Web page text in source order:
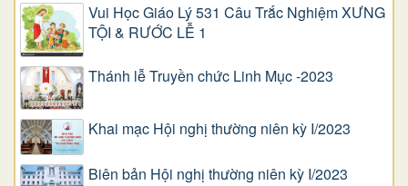
Vui Học Giáo Lý 531 Câu Trắc Nghiệm XƯNG
TỘI & RƯỚC LỄ 1
Thánh lễ Truyền chức Linh Mục -2023
Khai mạc Hội nghị thường niên kỳ I/2023
Biên bản Hội nghị thường niên kỳ I/2023